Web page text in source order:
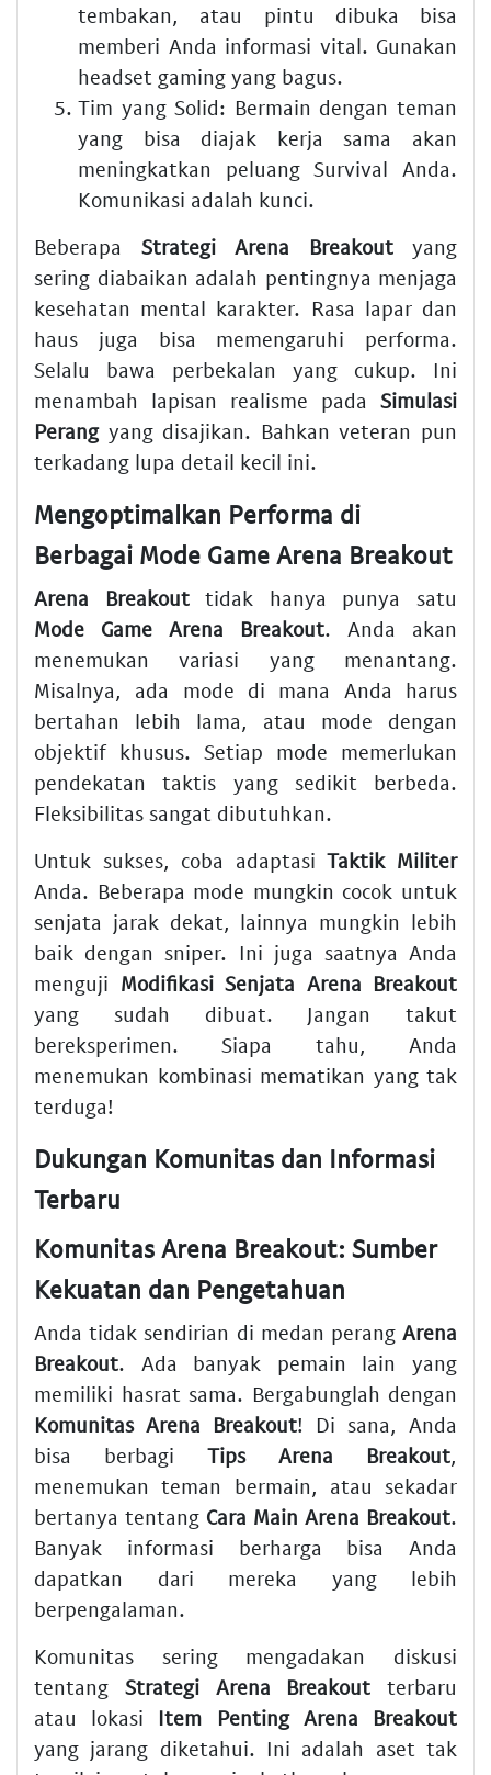
tembakan, atau pintu dibuka bisa
memberi Anda informasi vital. Gunakan
headset gaming yang bagus.
Tim yang Solid: Bermain dengan teman
yang bisa diajak kerja sama akan
meningkatkan peluangSurvival Anda.
Komunikasi adalah kunci.
Beberapa Strategi Arena Breakoutyang
sering diabaikan adalah pentingnya menjaga
kesehatan mental karakter. Rasa lapar dan
haus juga bisa memengaruhi performa.
Selalu bawa perbekalan yang cukup. Ini
menambah lapisan realisme pada Simulasi
Perangyang disajikan. Bahkan veteran pun
terkadang lupa detail kecil ini.
Mengoptimalkan Performa di
Berbagai Mode Game Arena Breakout
Arena Breakouttidak hanya punya satu
Mode Game Arena Breakout. Anda akan
menemukan variasi yang menantang.
Misalnya, ada mode di mana Anda harus
bertahan lebih lama, atau mode dengan
objektif khusus. Setiap mode memerlukan
pendekatan taktis yang sedikit berbeda.
Fleksibilitas sangat dibutuhkan.
Untuk sukses, coba adaptasiTaktik Militer
Anda. Beberapa mode mungkin cocok untuk
senjata jarak dekat, lainnya mungkin lebih
baik dengan sniper. Ini juga saatnya Anda
menguji Modifikasi Senjata Arena Breakout
yang sudah dibuat. Jangan takut
bereksperimen. Siapa tahu, Anda
menemukan kombinasi mematikan yang tak
terduga!
Dukungan Komunitas dan Informasi
Terbaru
Komunitas Arena Breakout: Sumber
Kekuatan dan Pengetahuan
Anda tidak sendirian di medan perang Arena
Breakout. Ada banyak pemain lain yang
memiliki hasrat sama. Bergabunglah dengan
Komunitas Arena Breakout! Di sana, Anda
bisa berbagi Tips Arena Breakout,
menemukan teman bermain, atau sekadar
bertanya tentang Cara Main Arena Breakout.
Banyak informasi berharga bisa Anda
dapatkan dari mereka yang lebih
berpengalaman.
Komunitas sering mengadakan diskusi
tentang Strategi Arena Breakout terbaru
atau lokasi Item Penting Arena Breakout
yang jarang diketahui. Ini adalah aset tak